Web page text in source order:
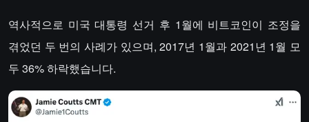
역사적으로 미국 대통령 선거 후 1월에 비트코인이 조정을
겪었던 두 번의 사례가 있으며, 2017년 1월과 2021년 1월 모
두 36% 하락했습니다.